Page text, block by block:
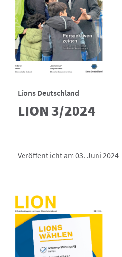
Lions Deutschland
LION 3/2024
Veröffentlicht am 03. Juni 2024